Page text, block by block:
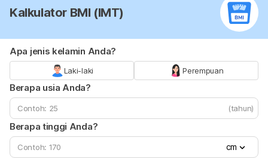
Kalkulator BMI (IMT)
Apa jenis kelamin Anda?
Laki-laki Perempuan
Berapa usia Anda?
(tahun)
Berapa tinggi Anda?
cm